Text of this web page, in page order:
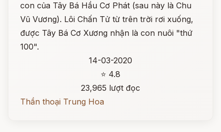
con của Tây Bá Hầu Cơ Phát (sau này là Chu
Vũ Vương). Lôi Chấn Tử từ trên trời rơi xuống,
được Tây Bá Cơ Xương nhận là con nuôi "thứ
100".
14-03-2020
⭐ 4.8
23,965 lượt đọc
Thần thoại Trung Hoa